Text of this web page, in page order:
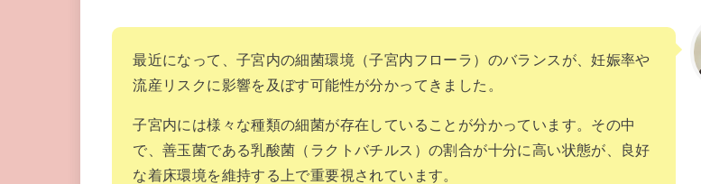
最近になって、子宮内の細菌環境（子宮内フローラ）のバランスが、妊娠率や
流産リスクに影響を及ぼす可能性が分かってきました。
子宮内には様々な種類の細菌が存在していることが分かっています。その中
で、善玉菌である乳酸菌（ラクトバチルス）の割合が十分に高い状態が、良好
な着床環境を維持する上で重要視されています。